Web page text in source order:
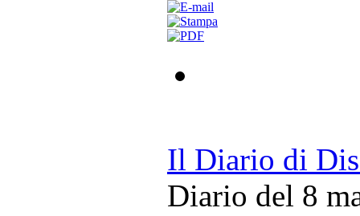
Il Diario di
Diario del 8